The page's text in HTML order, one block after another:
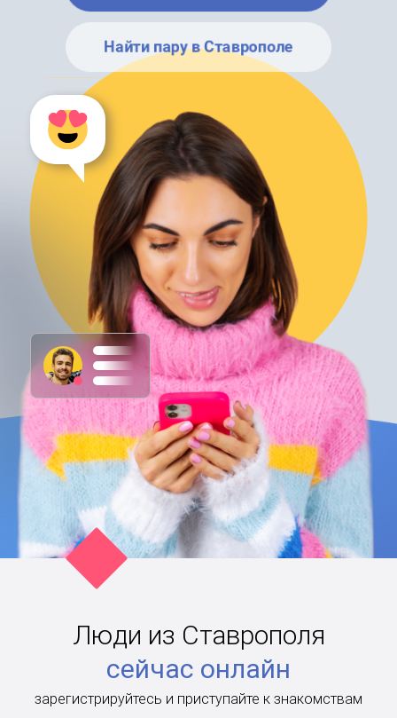
Найти пару в Ставрополе
Люди из Ставрополя
сейчас онлайн
зарегистрируйтесь и приступайте к знакомствам